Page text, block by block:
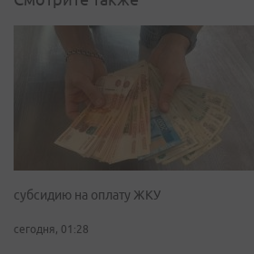
субсидию на оплату ЖКУ
сегодня, 01:28